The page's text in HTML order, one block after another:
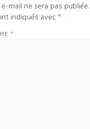
mail ne sera pas publiée.
indiqués avec *
*